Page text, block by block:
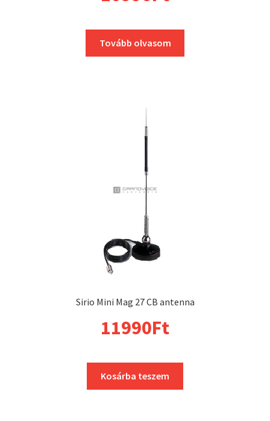
Tovább olvasom
Sirio Mini Mag 27 CB antenna
11990Ft
Kosárba teszem